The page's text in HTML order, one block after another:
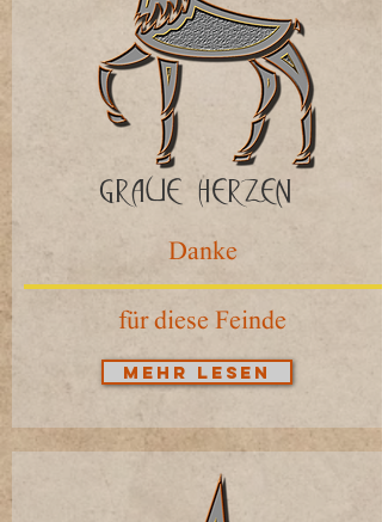
Graue Herzen
Danke
für diese Feinde
Mehr lesen